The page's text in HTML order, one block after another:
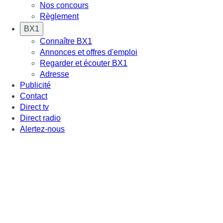
Nos concours
Règlement
BX1
Connaître BX1
Annonces et offres d'emploi
Regarder et écouter BX1
Adresse
Publicité
Contact
Direct tv
Direct radio
Alertez-nous